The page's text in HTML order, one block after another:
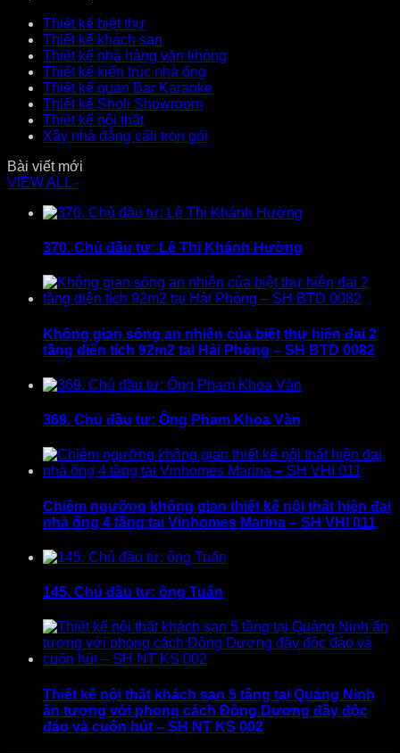
Thiết kế biệt thự
Thiết kế khách sạn
Thiết kế nhà hàng văn lihòng
Thiết kế kiến trúc nhà ống
Thiết kế quán Bar Karaoke
Thiết kế Sholi Showroom
Thiết kế nội thất
Xây nhà đẳng cấli trọn gói
Bài viết mới
VIEW ALL -
370. Chủ đầu tư: Lê Thị Khánh Hường
Không gian sống an nhiên của biệt thự hiện đại 2
tầng diện tích 92m2 tại Hải Phòng – SH BTD 0082
369. Chủ đầu tư: Ông Phạm Khoa Văn
Chiêm ngưỡng không gian thiết kế nội thất hiện đại
nhà ống 4 tầng tại Vinhomes Marina – SH VHI 011
145. Chủ đầu tư: ông Tuấn
Thiết kế nội thất khách sạn 5 tầng tại Quảng Ninh
ấn tượng với phong cách Đông Dương đầy độc
đáo và cuốn hút – SH NT KS 002